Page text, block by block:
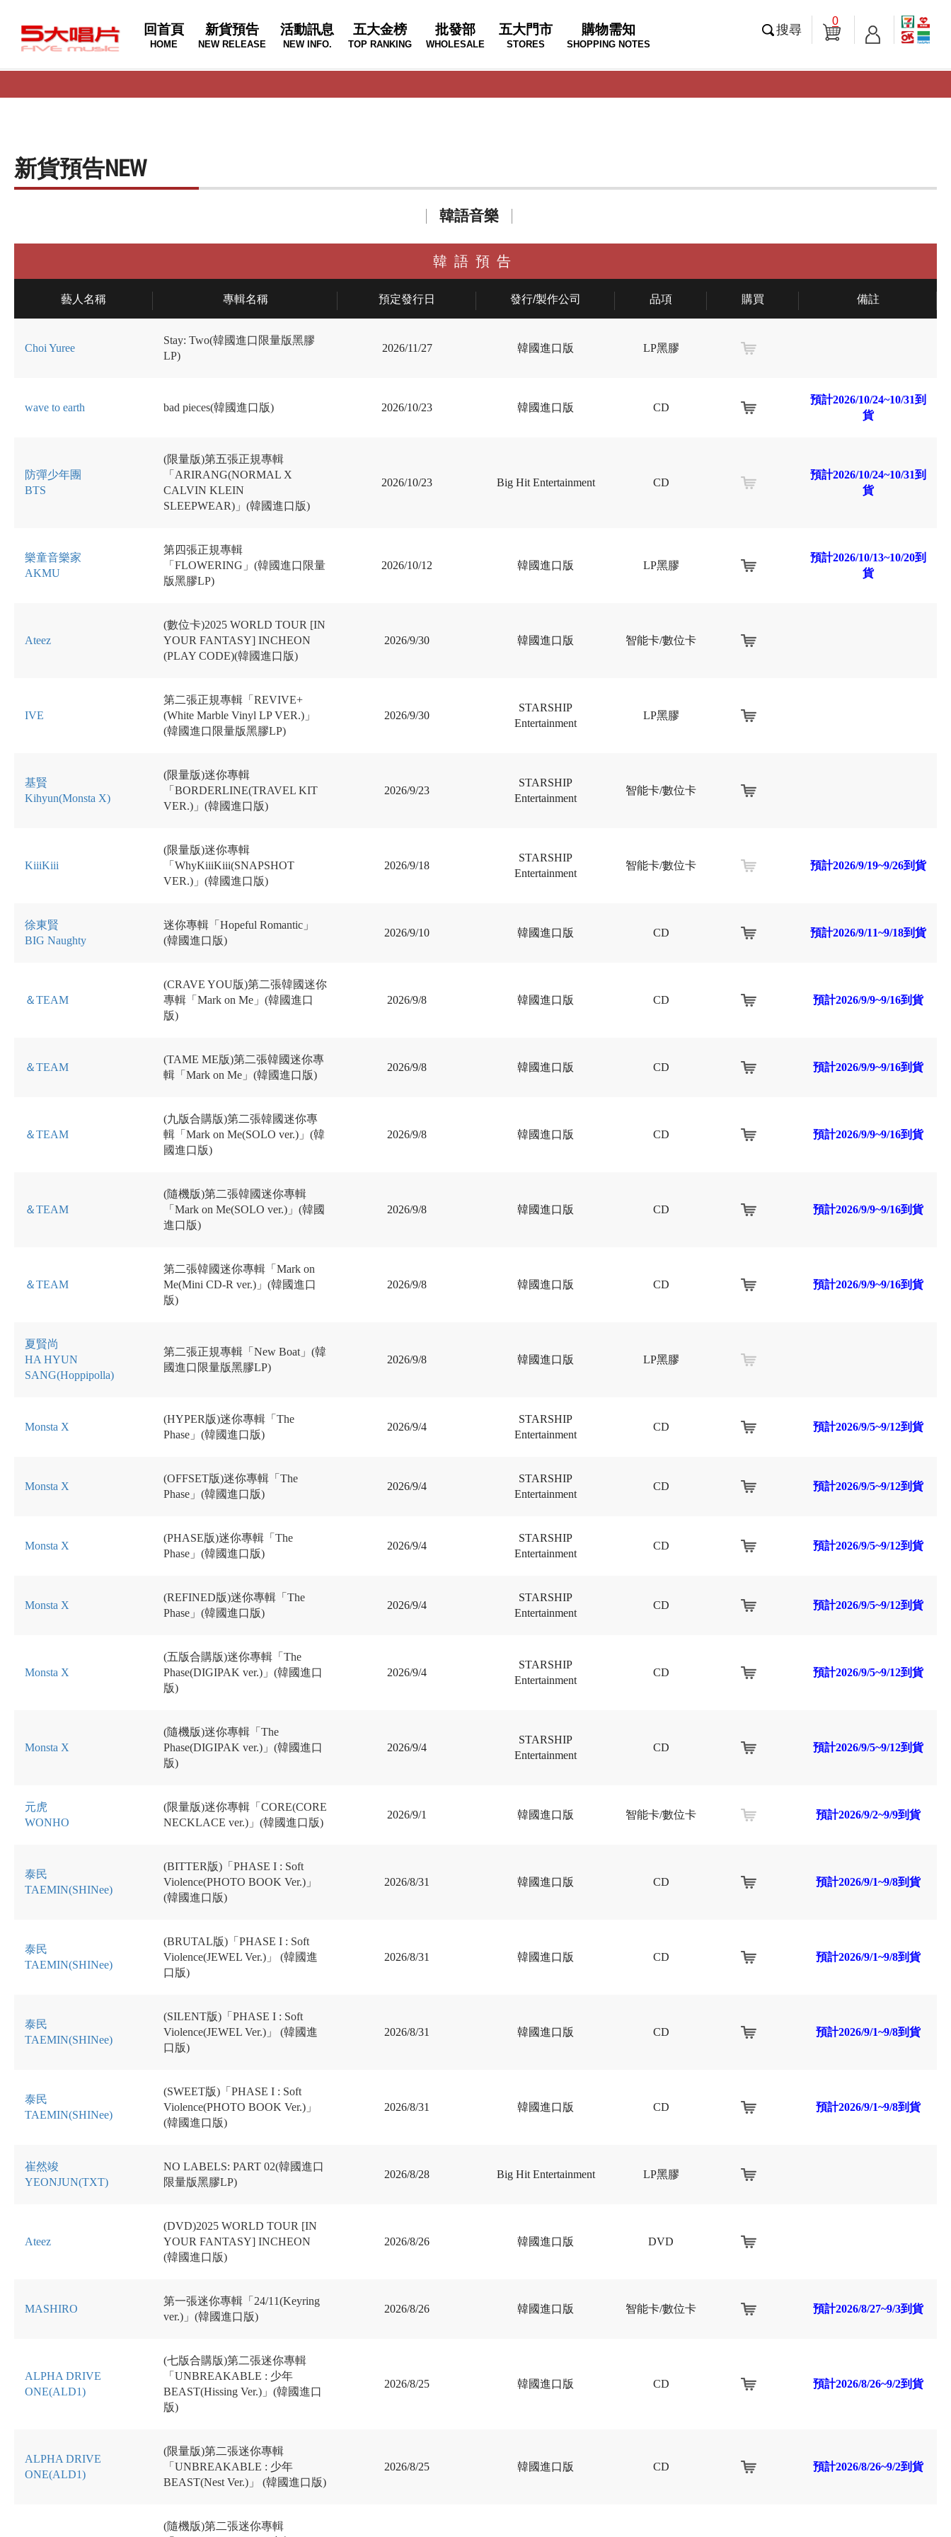
回首頁
HOME
新貨預告
NEW RELEASE
活動訊息
NEW INFO.
五大金榜
TOP RANKING
批發部
WHOLESALE
五大門市
STORES
購物需知
SHOPPING NOTES
搜尋
0
新貨預告NEW
韓語音樂
韓語預告
藝人名稱 專輯名稱 預定發行日 發行/製作公司 品項 購買 備註
Choi Yuree
Stay: Two(韓國進口限量版黑膠
LP)
2026/11/27 韓國進口版 LP黑膠
wave to earth bad pieces(韓國進口版) 2026/10/23 韓國進口版 CD
預計2026/10/24~10/31到
貨
防彈少年團
BTS
(限量版)第五張正規專輯
「ARIRANG(NORMAL X
CALVIN KLEIN
SLEEPWEAR)」(韓國進口版)
2026/10/23 Big Hit Entertainment CD
預計2026/10/24~10/31到
貨
樂童音樂家
AKMU
第四張正規專輯
「FLOWERING」(韓國進口限量
版黑膠LP)
2026/10/12 韓國進口版 LP黑膠
預計2026/10/13~10/20到
貨
Ateez
(數位卡)2025 WORLD TOUR [IN
YOUR FANTASY] INCHEON
(PLAY CODE)(韓國進口版)
2026/9/30 韓國進口版 智能卡/數位卡
IVE
第二張正規專輯「REVIVE+
(White Marble Vinyl LP VER.)」
(韓國進口限量版黑膠LP)
2026/9/30
STARSHIP
Entertainment
LP黑膠
基賢
Kihyun(Monsta X)
(限量版)迷你專輯
「BORDERLINE(TRAVEL KIT
VER.)」(韓國進口版)
2026/9/23
STARSHIP
Entertainment
智能卡/數位卡
KiiiKiii
(限量版)迷你專輯
「WhyKiiiKiii(SNAPSHOT
VER.)」(韓國進口版)
2026/9/18
STARSHIP
Entertainment
智能卡/數位卡 預計2026/9/19~9/26到貨
徐東賢
BIG Naughty
迷你專輯「Hopeful Romantic」
(韓國進口版)
2026/9/10 韓國進口版 CD 預計2026/9/11~9/18到貨
＆TEAM
(CRAVE YOU版)第二張韓國迷你
專輯「Mark on Me」(韓國進口
版)
2026/9/8 韓國進口版 CD 預計2026/9/9~9/16到貨
＆TEAM
(TAME ME版)第二張韓國迷你專
輯「Mark on Me」(韓國進口版)
2026/9/8 韓國進口版 CD 預計2026/9/9~9/16到貨
＆TEAM
(九版合購版)第二張韓國迷你專
輯「Mark on Me(SOLO ver.)」(韓
國進口版)
2026/9/8 韓國進口版 CD 預計2026/9/9~9/16到貨
＆TEAM
(隨機版)第二張韓國迷你專輯
「Mark on Me(SOLO ver.)」(韓國
進口版)
2026/9/8 韓國進口版 CD 預計2026/9/9~9/16到貨
＆TEAM
第二張韓國迷你專輯「Mark on
Me(Mini CD-R ver.)」(韓國進口
版)
2026/9/8 韓國進口版 CD 預計2026/9/9~9/16到貨
夏賢尚
HA HYUN
SANG(Hoppipolla)
第二張正規專輯「New Boat」(韓
國進口限量版黑膠LP)
2026/9/8 韓國進口版 LP黑膠
Monsta X
(HYPER版)迷你專輯「The
Phase」(韓國進口版)
2026/9/4
STARSHIP
Entertainment
CD 預計2026/9/5~9/12到貨
Monsta X
(OFFSET版)迷你專輯「The
Phase」(韓國進口版)
2026/9/4
STARSHIP
Entertainment
CD 預計2026/9/5~9/12到貨
Monsta X
(PHASE版)迷你專輯「The
Phase」(韓國進口版)
2026/9/4
STARSHIP
Entertainment
CD 預計2026/9/5~9/12到貨
Monsta X
(REFINED版)迷你專輯「The
Phase」(韓國進口版)
2026/9/4
STARSHIP
Entertainment
CD 預計2026/9/5~9/12到貨
Monsta X
(五版合購版)迷你專輯「The
Phase(DIGIPAK ver.)」(韓國進口
版)
2026/9/4
STARSHIP
Entertainment
CD 預計2026/9/5~9/12到貨
Monsta X
(隨機版)迷你專輯「The
Phase(DIGIPAK ver.)」(韓國進口
版)
2026/9/4
STARSHIP
Entertainment
CD 預計2026/9/5~9/12到貨
元虎
WONHO
(限量版)迷你專輯「CORE(CORE
NECKLACE ver.)」(韓國進口版)
2026/9/1 韓國進口版 智能卡/數位卡 預計2026/9/2~9/9到貨
泰民
TAEMIN(SHINee)
(BITTER版)「PHASE I : Soft
Violence(PHOTO BOOK Ver.)」
(韓國進口版)
2026/8/31 韓國進口版 CD 預計2026/9/1~9/8到貨
泰民
TAEMIN(SHINee)
(BRUTAL版)「PHASE I : Soft
Violence(JEWEL Ver.)」
(韓國進
口版)
2026/8/31 韓國進口版 CD 預計2026/9/1~9/8到貨
泰民
TAEMIN(SHINee)
(SILENT版)「PHASE I : Soft
Violence(JEWEL Ver.)」
(韓國進
口版)
2026/8/31 韓國進口版 CD 預計2026/9/1~9/8到貨
泰民
TAEMIN(SHINee)
(SWEET版)「PHASE I : Soft
Violence(PHOTO BOOK Ver.)」
(韓國進口版)
2026/8/31 韓國進口版 CD 預計2026/9/1~9/8到貨
崔然竣
YEONJUN(TXT)
NO LABELS: PART 02(韓國進口
限量版黑膠LP)
2026/8/28 Big Hit Entertainment LP黑膠
Ateez
(DVD)2025 WORLD TOUR [IN
YOUR FANTASY] INCHEON
(韓國進口版)
2026/8/26 韓國進口版 DVD
MASHIRO
第一張迷你專輯「24/11(Keyring
ver.)」(韓國進口版)
2026/8/26 韓國進口版 智能卡/數位卡 預計2026/8/27~9/3到貨
ALPHA DRIVE
ONE(ALD1)
(七版合購版)第二張迷你專輯
「UNBREAKABLE : 少年
BEAST(Hissing Ver.)」(韓國進口
版)
2026/8/25 韓國進口版 CD 預計2026/8/26~9/2到貨
ALPHA DRIVE
ONE(ALD1)
(限量版)第二張迷你專輯
「UNBREAKABLE : 少年
BEAST(Nest Ver.)」
(韓國進口版)
2026/8/25 韓國進口版 CD 預計2026/8/26~9/2到貨
(隨機版)第二張迷你專輯